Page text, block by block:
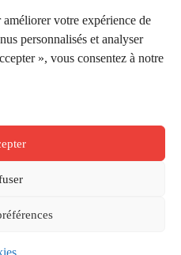
votre expérience de
personnalisés et analyser
», vous consentez à notre